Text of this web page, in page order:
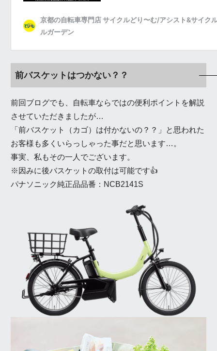
前バスケットはつかない？？
前回ブログでも、自転車ならではの便利ポイントを解説
させていただきましたが…
「前バスケット（カゴ）は付かないの？？」と思われた
お客様も多くいらっしゃった事だと思います…。
事実、私もその一人でございます。
※因みに後バスケットの取付は可能です👍
パナソニック純正品品番： NCB2141S